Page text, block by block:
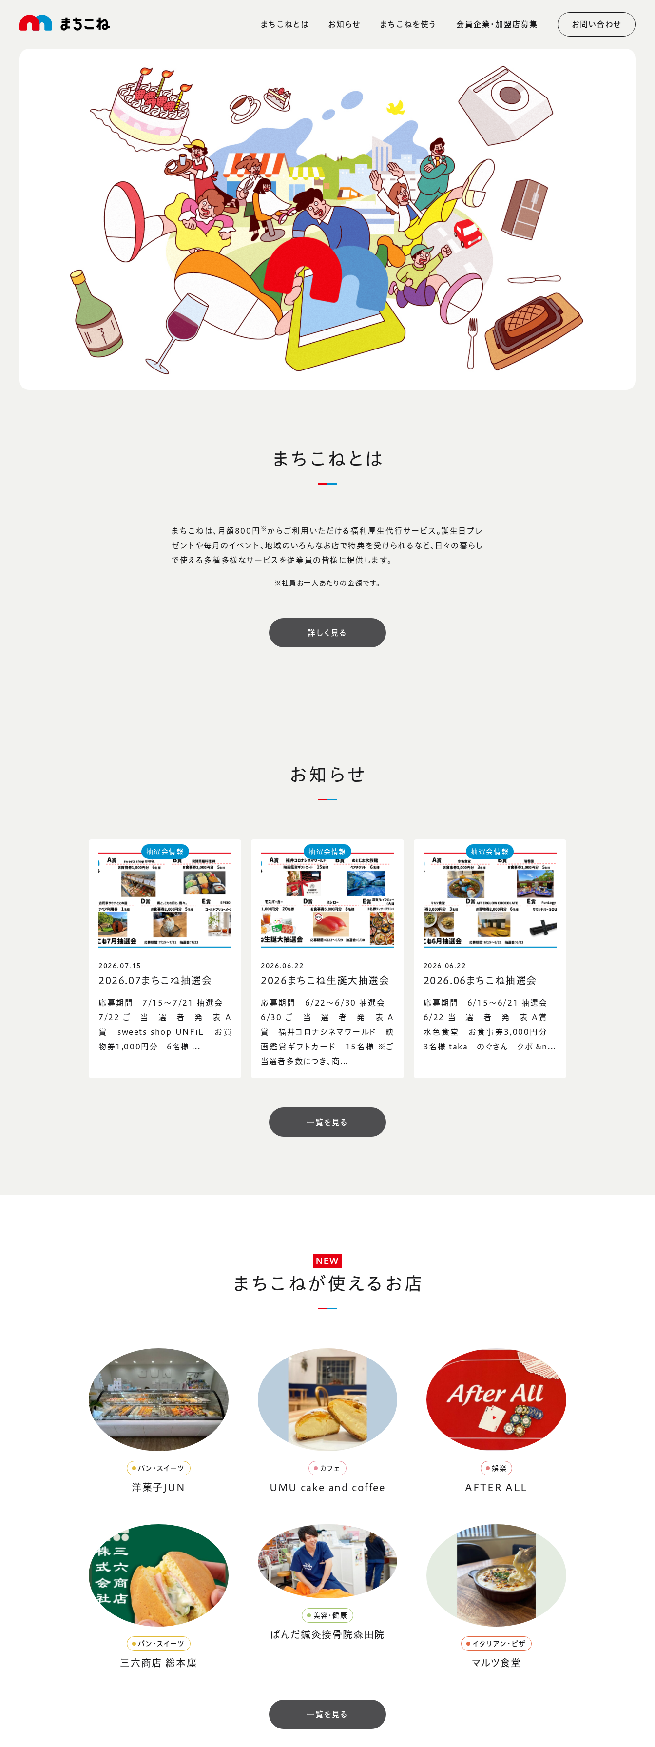
まちこねとは お知らせ まちこねを使う 会員企業・加盟店募集 お問い合わせ
まちこねとは
まちこねは、月額800円 ※ からご利用いただける福利厚生代行サービス。誕生日プレ
ゼントや毎月のイベント、地域のいろんなお店で特典を受けられるなど、日々の暮らし
で使える多種多様なサービスを従業員の皆様に提供します。
※社員お一人あたりの金額です。
詳しく見る
お知らせ
抽選会情報
2026.07.15
2026.07まちこね抽選会
応募期間 7/15～7/21 抽選会
7/22 ご 当 選 者 発 表 A
賞 sweets shop UNFiL お買
物券1,000円分 6名様 ...
抽選会情報
2026.06.22
2026まちこね生誕大抽選会
応募期間 6/22～6/30 抽選会
6/30 ご 当 選 者 発 表 A
賞 福井コロナシネマワールド 映
画鑑賞ギフトカード 15名様 ※ご
当選者多数につき、商...
抽選会情報
2026.06.22
2026.06まちこね抽選会
応募期間 6/15～6/21 抽選会
6/22 当 選 者 発 表 A賞
水色食堂 お食事券3,000円分
3名様 taka のぐさん クボ &n...
一覧を見る
NEW
まちこねが使えるお店
パン・スイーツ
洋菓子JUN
カフェ
UMU cake and coffee
娯楽
AFTER ALL
パン・スイーツ
三六商店 総本廛
美容・健康
ぱんだ鍼灸接骨院森田院
イタリアン・ピザ
マルツ食堂
一覧を見る